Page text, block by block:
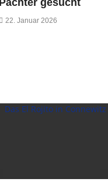
Pächter gesucht
22. Januar 2026